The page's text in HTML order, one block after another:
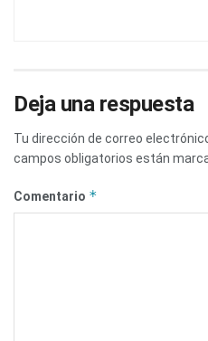
Deja una respuesta
Tu dirección de correo
campos obligatorios están
Comentario *